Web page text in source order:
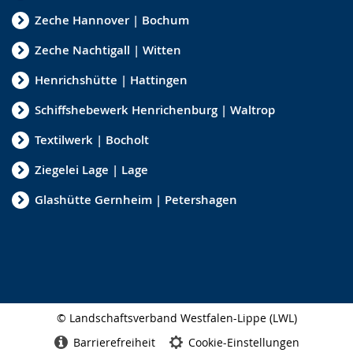
Zeche Hannover | Bochum
Zeche Nachtigall | Witten
Henrichshütte | Hattingen
Schiffshebewerk Henrichenburg | Waltrop
Textilwerk | Bocholt
Ziegelei Lage | Lage
Glashütte Gernheim | Petershagen
© Landschaftsverband Westfalen-Lippe (LWL)
Barrierefreiheit Cookie-Einstellungen